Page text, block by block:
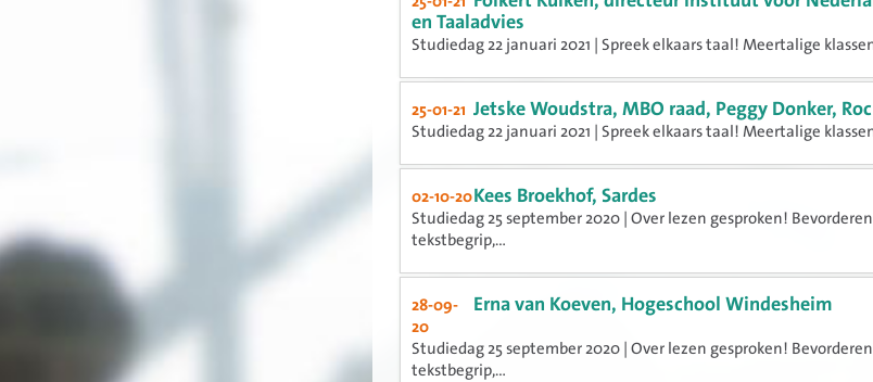
en Taaladvies
Studiedag 22 januari 2021 | Spreek elkaars taal! Meertalige
25-01-21 Jetske Woudstra, MBO raad, Peggy Donker,
Studiedag 22 januari 2021 | Spreek elkaars taal! Meertalige
02-10-20Kees Broekhof, Sardes
Studiedag 25 september 2020 | Over lezen gesproken!
tekstbegrip,...
28-09-
20
Erna van Koeven, Hogeschool Windesheim
Studiedag 25 september 2020 | Over lezen gesproken!
tekstbegrip,...